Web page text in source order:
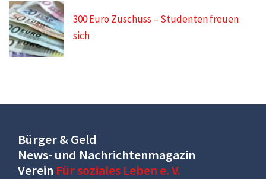
300 Euro Zuschuss – Studenten freuen
sich
Bürger & Geld
News- und Nachrichtenmagazin
Verein Für soziales Leben e. V.